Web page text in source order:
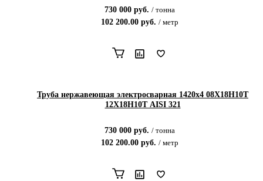
730 000 руб. / тонна
102 200.00 руб. / метр
Труба нержавеющая электросварная 1420х4 08Х18Н10Т
12Х18Н10Т AISI 321
730 000 руб. / тонна
102 200.00 руб. / метр